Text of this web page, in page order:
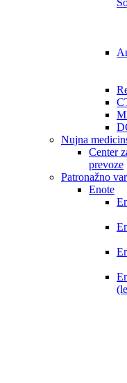
Nujna
Center
prevoze
Patronažno
Enote